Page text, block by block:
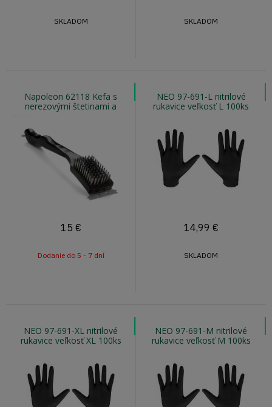
SKLADOM SKLADOM
Napoleon 62118 Kefa s
nerezovými štetinami a
škrabkou
15 €
Dodanie do 5 - 7 dní
NEO 97-691-L nitrilové
rukavice veľkosť L 100ks
14,99 €
SKLADOM
NEO 97-691-XL nitrilové
rukavice veľkosť XL 100ks
NEO 97-691-M nitrilové
rukavice veľkosť M 100ks